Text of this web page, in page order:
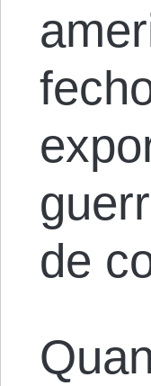
de